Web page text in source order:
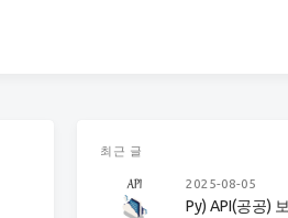
최근 글
2025-08-05
Py) API(공공)